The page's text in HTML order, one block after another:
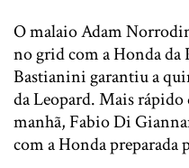
O malaio Adam
no grid com a Honda da
Bastianini garantiu a
da Leopard. Mais
manhã, Fabio Di
com a Honda preparada